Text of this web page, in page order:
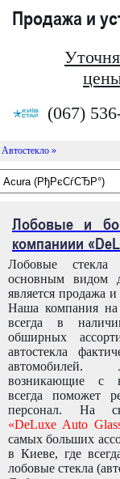
Продажа и
(067)
Автостекло »
Лобовые и
компаниии
Лобовые
основным видом
является продажа и
Наша компания на
всегда в
обширных
автостекла
возникающие с
всегда поможет
персонал. На
«DeLuxe Auto
самых больших
в Киеве, где
лобовые стекла